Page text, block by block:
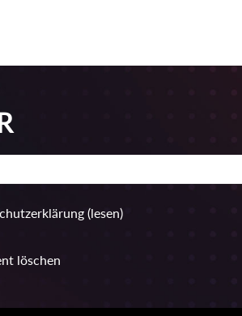
(lesen)
löschen